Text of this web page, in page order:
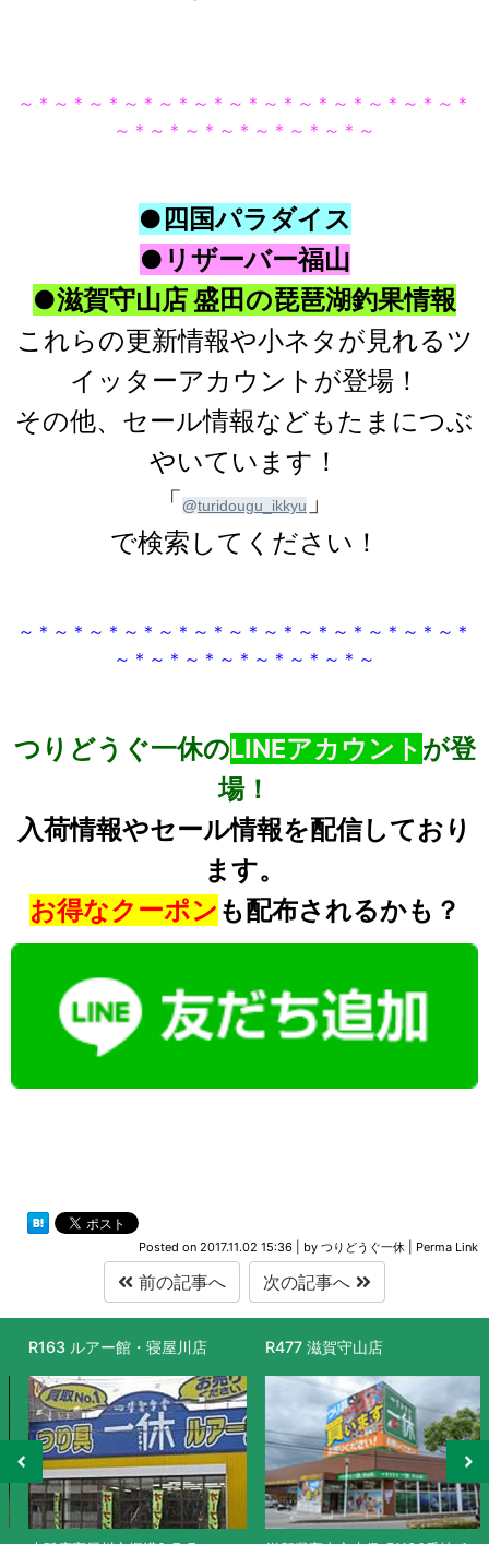
～＊～＊～＊～＊～＊～＊～＊～＊～＊～＊～＊～＊～＊
～＊～＊～＊～＊～＊～＊～＊～
●四国パラダイス
●リザーバー福山
●滋賀守山店 盛田の琵琶湖釣果情報
これらの更新情報や小ネタが見れるツ
イッターアカウントが登場！
その他、セール情報などもたまにつぶ
やいています！
「@turidougu_ikkyu 」
で検索してください！
～＊～＊～＊～＊～＊～＊～＊～＊～＊～＊～＊～＊～＊
～＊～＊～＊～＊～＊～＊～＊～
つりどうぐ一休のLINEアカウント が登
場！
入荷情報やセール情報を配信しており
ます。
お得なクーポン も配布されるかも？
Posted on 2017.11.02 15:36 by つりどうぐ一休 Perma Link
前の記事へ 次の記事へ
R163 ルアー館・寝屋川店 R477 滋賀守山店